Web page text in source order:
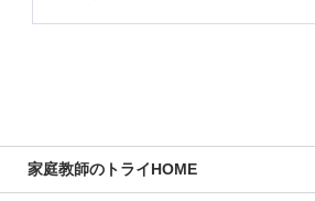
家庭教師のトライHOME